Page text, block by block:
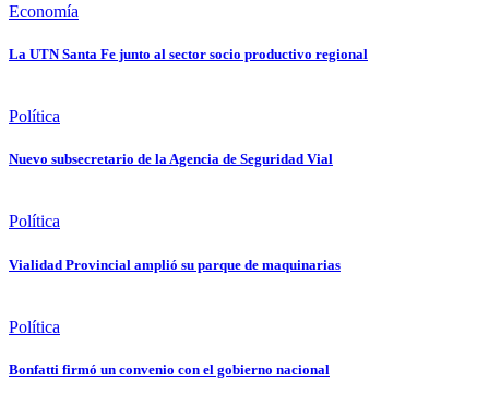
Economía
La UTN Santa Fe junto al sector socio productivo regional
Política
Nuevo subsecretario de la Agencia de Seguridad Vial
Política
Vialidad Provincial amplió su parque de maquinarias
Política
Bonfatti firmó un convenio con el gobierno nacional